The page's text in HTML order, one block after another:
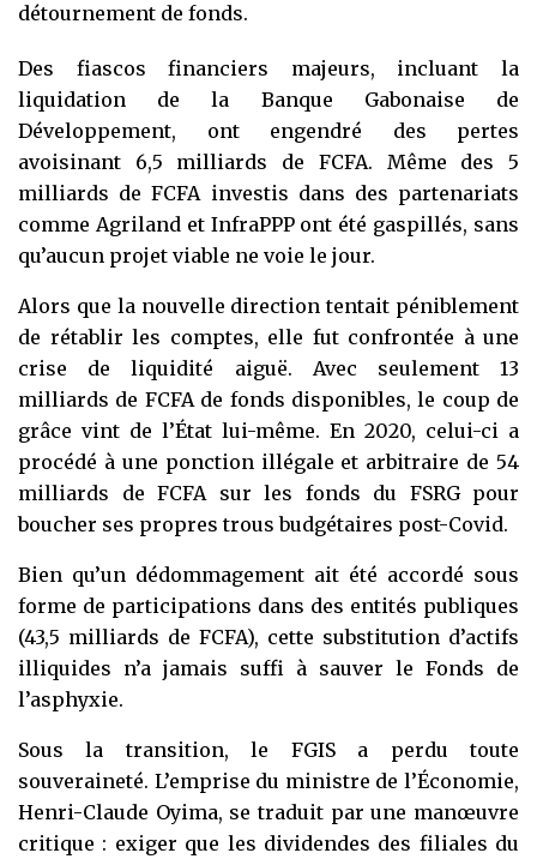
détournement de fonds.
Des fiascos financiers majeurs, incluant la
liquidation de la Banque Gabonaise de
Développement, ont engendré des pertes
avoisinant 6,5 milliards de FCFA. Même des 5
milliards de FCFA investis dans des partenariats
comme Agriland et InfraPPP ont été gaspillés, sans
qu’aucun projet viable ne voie le jour.
Alors que la nouvelle direction tentait péniblement
de rétablir les comptes, elle fut confrontée à une
crise de liquidité aiguë. Avec seulement 13
milliards de FCFA de fonds disponibles, le coup de
grâce vint de l’État lui-même. En 2020, celui-ci a
procédé à une ponction illégale et arbitraire de 54
milliards de FCFA sur les fonds du FSRG pour
boucher ses propres trous budgétaires post-Covid.
Bien qu’un dédommagement ait été accordé sous
forme de participations dans des entités publiques
(43,5 milliards de FCFA), cette substitution d’actifs
illiquides n’a jamais suffi à sauver le Fonds de
l’asphyxie.
Sous la transition, le FGIS a perdu toute
souveraineté. L’emprise du ministre de l’Économie,
Henri-Claude Oyima, se traduit par une manœuvre
critique : exiger que les dividendes des filiales du